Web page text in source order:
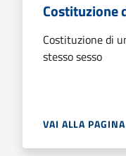
Costituzione
Costituzione di
stesso sesso
VAI ALLA PAGINA